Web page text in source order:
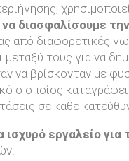
διασφαλίσουμε
από διαφορετικές
μεταξύ τους για να
να βρίσκονταν με
ο οποίος
σε κάθε
ισχυρό εργαλείο